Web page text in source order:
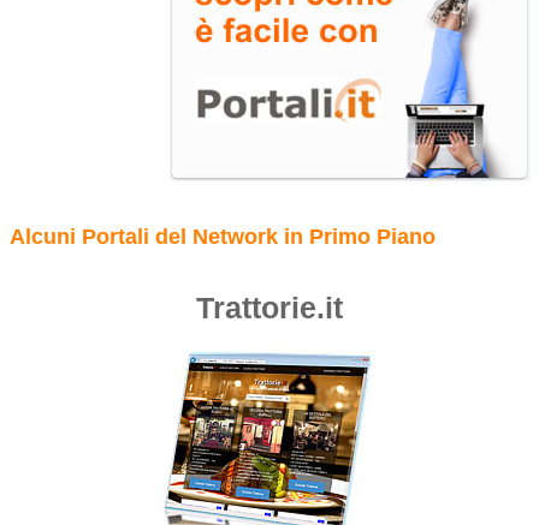
Alcuni Portali del Network in Primo Piano
Trattorie.it